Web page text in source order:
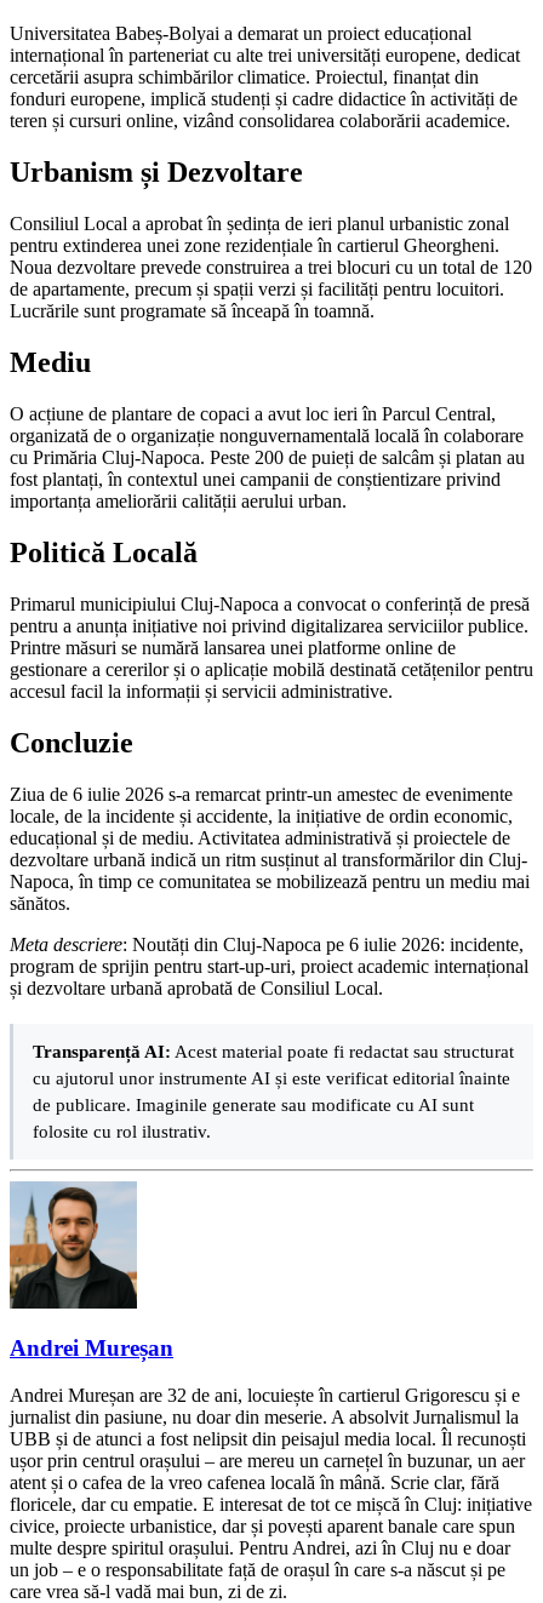
Universitatea Babeș-Bolyai a demarat un proiect educațional
internațional în parteneriat cu alte trei universități europene, dedicat
cercetării asupra schimbărilor climatice. Proiectul, finanțat din
fonduri europene, implică studenți și cadre didactice în activități de
teren și cursuri online, vizând consolidarea colaborării academice.
Urbanism și Dezvoltare
Consiliul Local a aprobat în ședința de ieri planul urbanistic zonal
pentru extinderea unei zone rezidențiale în cartierul Gheorgheni.
Noua dezvoltare prevede construirea a trei blocuri cu un total de 120
de apartamente, precum și spații verzi și facilități pentru locuitori.
Lucrările sunt programate să înceapă în toamnă.
Mediu
O acțiune de plantare de copaci a avut loc ieri în Parcul Central,
organizată de o organizație nonguvernamentală locală în colaborare
cu Primăria Cluj-Napoca. Peste 200 de puieți de salcâm și platan au
fost plantați, în contextul unei campanii de conștientizare privind
importanța ameliorării calității aerului urban.
Politică Locală
Primarul municipiului Cluj-Napoca a convocat o conferință de presă
pentru a anunța inițiative noi privind digitalizarea serviciilor publice.
Printre măsuri se numără lansarea unei platforme online de
gestionare a cererilor și o aplicație mobilă destinată cetățenilor pentru
accesul facil la informații și servicii administrative.
Concluzie
Ziua de 6 iulie 2026 s-a remarcat printr-un amestec de evenimente
locale, de la incidente și accidente, la inițiative de ordin economic,
educațional și de mediu. Activitatea administrativă și proiectele de
dezvoltare urbană indică un ritm susținut al transformărilor din Cluj-
Napoca, în timp ce comunitatea se mobilizează pentru un mediu mai
sănătos.
Meta descriere: Noutăți din Cluj-Napoca pe 6 iulie 2026: incidente,
program de sprijin pentru start-up-uri, proiect academic internațional
și dezvoltare urbană aprobată de Consiliul Local.
Transparență AI: Acest material poate fi redactat sau structurat
cu ajutorul unor instrumente AI și este verificat editorial înainte
de publicare. Imaginile generate sau modificate cu AI sunt
folosite cu rol ilustrativ.
Andrei Mureșan
Andrei Mureșan are 32 de ani, locuiește în cartierul Grigorescu și e
jurnalist din pasiune, nu doar din meserie. A absolvit Jurnalismul la
UBB și de atunci a fost nelipsit din peisajul media local. Îl recunoști
ușor prin centrul orașului – are mereu un carnețel în buzunar, un aer
atent și o cafea de la vreo cafenea locală în mână. Scrie clar, fără
floricele, dar cu empatie. E interesat de tot ce mișcă în Cluj: inițiative
civice, proiecte urbanistice, dar și povești aparent banale care spun
multe despre spiritul orașului. Pentru Andrei, azi în Cluj nu e doar
un job – e o responsabilitate față de orașul în care s-a născut și pe
care vrea să-l vadă mai bun, zi de zi.